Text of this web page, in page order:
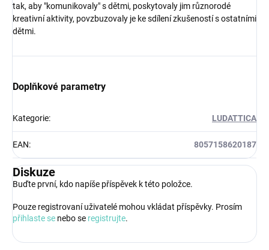
tak, aby "komunikovaly" s dětmi, poskytovaly jim různorodé
kreativní aktivity, povzbuzovaly je ke sdílení zkušeností s ostatními
dětmi.
Doplňkové parametry
Kategorie: LUDATTICA
EAN: 8057158620187
Diskuze
Buďte první, kdo napíše příspěvek k této položce.
Pouze registrovaní uživatelé mohou vkládat příspěvky. Prosím
přihlaste se nebo se registrujte.